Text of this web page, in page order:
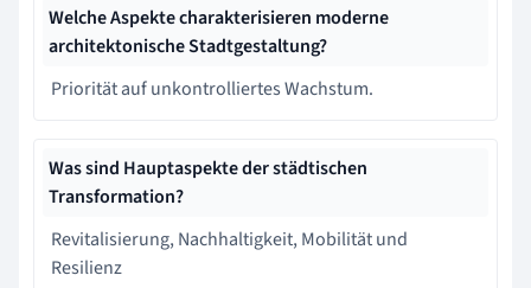
Welche Aspekte charakterisieren moderne
architektonische Stadtgestaltung?
Priorität auf unkontrolliertes Wachstum.
Was sind Hauptaspekte der städtischen
Transformation?
Revitalisierung, Nachhaltigkeit, Mobilität und
Resilienz